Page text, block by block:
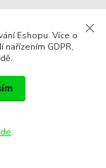
Eshopu. Více o
GDPR,
.